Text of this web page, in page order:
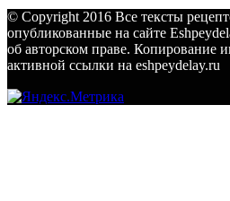
© Copyright 2016 Все тексты
опубликованные на сайте
об авторском праве. Копирование
активной ссылки на eshpeydelay.ru